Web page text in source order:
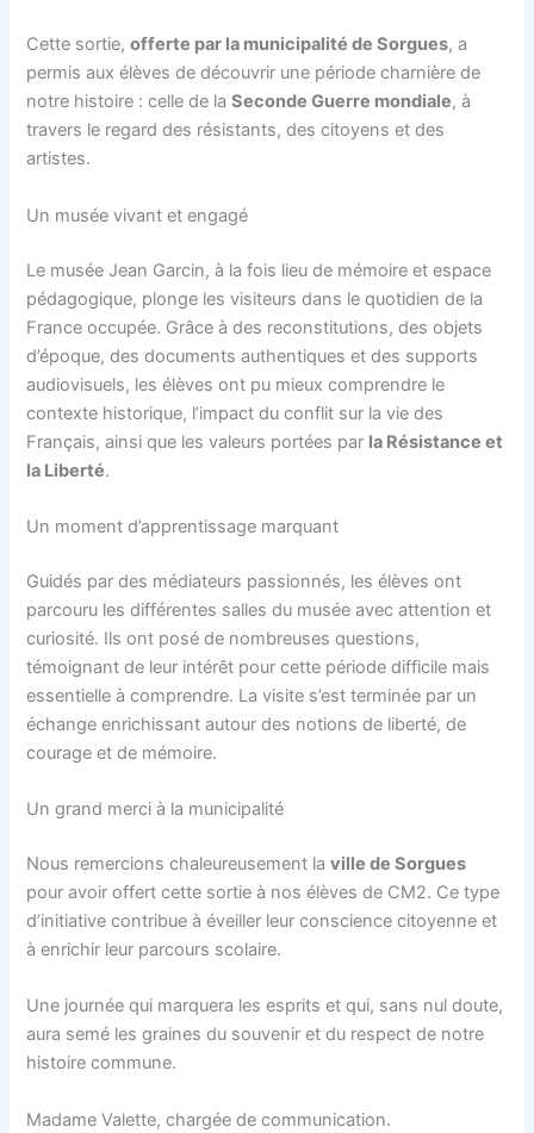
Cette sortie,offerte par la municipalité de Sorgues, a
permis aux élèves de découvrir une période charnière de
notre histoire : celle de laSeconde Guerre mondiale, à
travers le regard des résistants, des citoyens et des
artistes.
Un musée vivant et engagé
Le musée Jean Garcin, à la fois lieu de mémoire et espace
pédagogique, plonge les visiteurs dans le quotidien de la
France occupée. Grâce à des reconstitutions, des objets
d’époque, des documents authentiques et des supports
audiovisuels, les élèves ont pu mieux comprendre le
contexte historique, l’impact du conflit sur la vie des
Français, ainsi que les valeurs portées par la Résistance et
la Liberté.
Un moment d’apprentissage marquant
Guidés par des médiateurs passionnés, les élèves ont
parcouru les différentes salles du musée avec attention et
curiosité. Ils ont posé de nombreuses questions,
témoignant de leur intérêt pour cette période difficile mais
essentielle à comprendre. La visite s’est terminée par un
échange enrichissant autour des notions de liberté, de
courage et de mémoire.
Un grand merci à la municipalité
Nous remercions chaleureusement laville de Sorgues
pour avoir offert cette sortie à nos élèves de CM2. Ce type
d’initiative contribue à éveiller leur conscience citoyenne et
à enrichir leur parcours scolaire.
Une journée qui marquera les esprits et qui, sans nul doute,
aura semé les graines du souvenir et du respect de notre
histoire commune.
Madame Valette, chargée de communication.